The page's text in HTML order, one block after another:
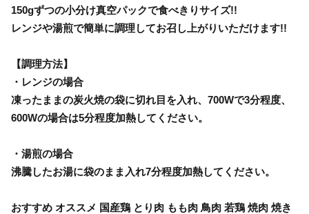
150gずつの小分け真空パックで食べきりサイズ!!
レンジや湯煎で簡単に調理してお召し上がりいただけます!!
【調理方法】
・レンジの場合
凍ったままの炭火焼の袋に切れ目を入れ、700Wで3分程度、
600Wの場合は5分程度加熱してください。
・湯煎の場合
沸騰したお湯に袋のまま入れ7分程度加熱してください。
おすすめ オススメ 国産鶏 とり肉 もも肉 鳥肉 若鶏 焼肉 焼き